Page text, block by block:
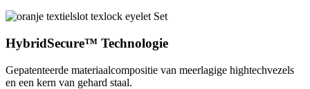
HybridSecure™ Technologie
Gepatenteerde materiaalcompositie van meerlagige hightechvezels
en een kern van gehard staal.